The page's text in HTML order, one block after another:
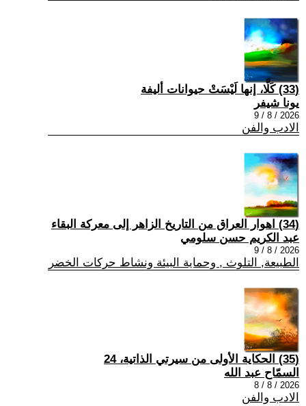
(33) كَلَّا، إنها لَيْسَتْ حيوانات أليفة
يونا شيفر
2026 / 8 / 9
الادب والفن
(34) اهوار العراق من التاريخ الزاهر إلى معركة البقاء
عبد الكريم حسن سلومي
2026 / 8 / 9
الطبيعة, التلوث , وحماية البيئة ونشاط حركات الخضر
(35) الحكاية الأولى من سيرتي الذاتية، 24
السمّاح عبد الله
2026 / 8 / 8
الادب والفن